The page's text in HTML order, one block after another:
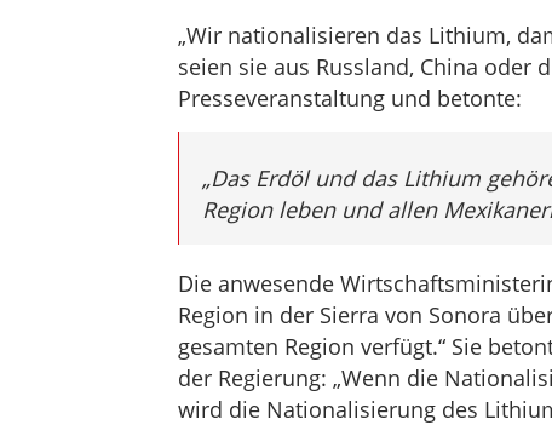
„Wir nationalisieren das Lithium,
seien sie aus Russland, China oder
Presseveranstaltung und betonte:
„Das Erdöl und das Lithium
Region leben und allen
Die anwesende
Region in der Sierra von Sonora
gesamten Region verfügt.“ Sie
der Regierung: „Wenn die
wird die Nationalisierung des